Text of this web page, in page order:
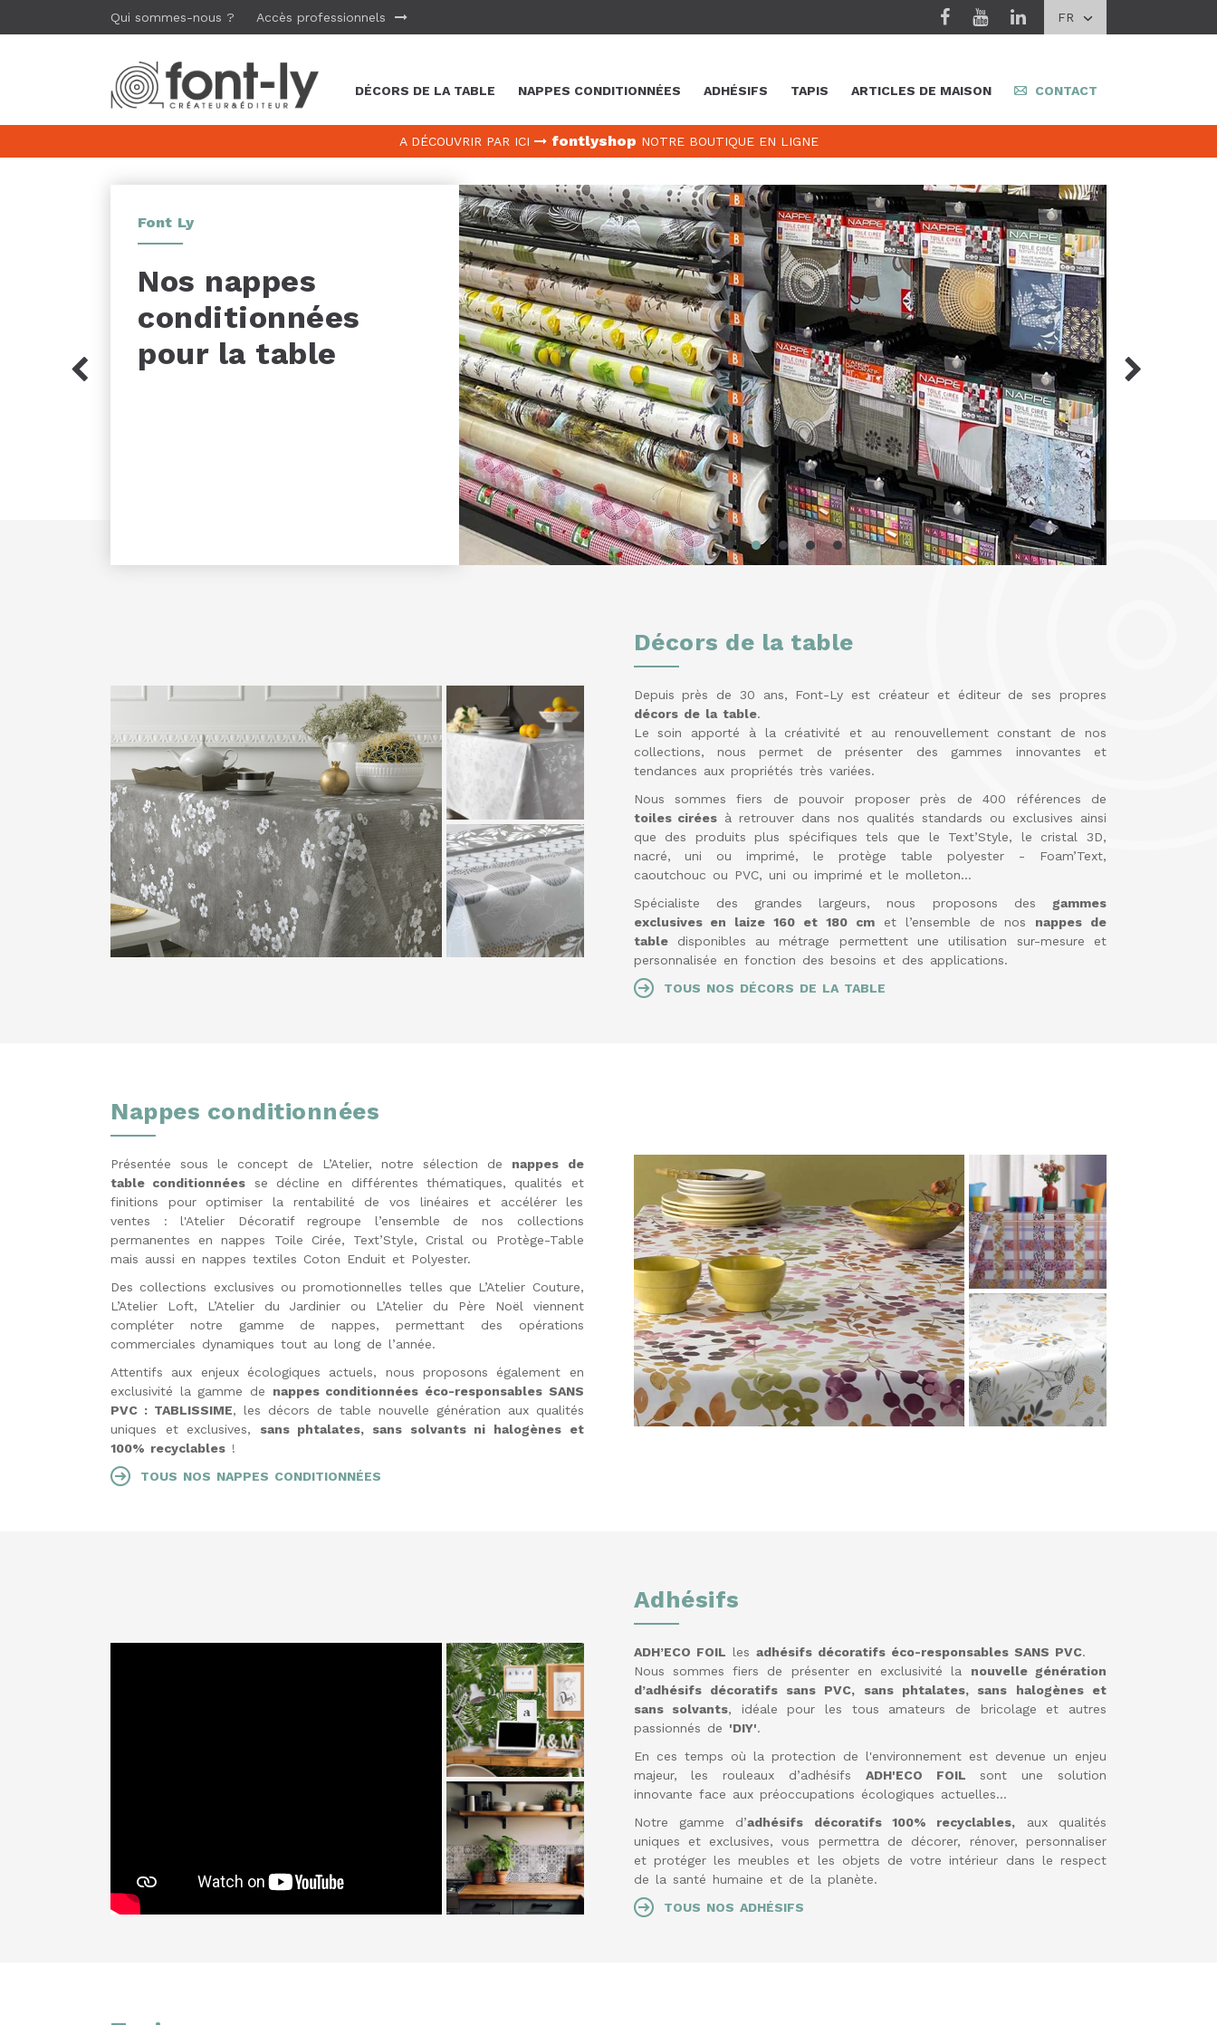
FR
Qui sommes-nous ? Accès professionnels
DÉCORS DE LA TABLE NAPPES CONDITIONNÉES ADHÉSIFS TAPIS ARTICLES DE MAISON CONTACT
A DÉCOUVRIR PAR ICI fontlyshop NOTRE BOUTIQUE EN LIGNE
Font Ly
Nos nappes
conditionnées
pour la table
Décors de la table
Depuis près de 30 ans, Font-Ly est créateur et éditeur de ses propres
décors de la table.
Le soin apporté à la créativité et au renouvellement constant de nos
collections, nous permet de présenter des gammes innovantes et
tendances aux propriétés très variées.
Nous sommes fiers de pouvoir proposer près de 400 références de
toiles cirées à retrouver dans nos qualités standards ou exclusives ainsi
que des produits plus spécifiques tels que le Text’Style, le cristal 3D,
nacré, uni ou imprimé, le protège table polyester - Foam’Text,
caoutchouc ou PVC, uni ou imprimé et le molleton…
Spécialiste des grandes largeurs, nous proposons des gammes
exclusives en laize 160 et 180 cm et l’ensemble de nos nappes de
tabledisponibles au métrage permettent une utilisation sur-mesure et
personnalisée en fonction des besoins et des applications.
TOUS NOS DÉCORS DE LA TABLE
Nappes conditionnées
Présentée sous le concept de L’Atelier, notre sélection de nappes de
table conditionnées se décline en différentes thématiques, qualités et
finitions pour optimiser la rentabilité de vos linéaires et accélérer les
ventes : l'Atelier Décoratif regroupe l’ensemble de nos collections
permanentes en nappes Toile Cirée, Text’Style, Cristal ou Protège-Table
mais aussi en nappes textiles Coton Enduit et Polyester.
Des collections exclusives ou promotionnelles telles que L’Atelier Couture,
L’Atelier Loft, L’Atelier du Jardinier ou L’Atelier du Père Noël viennent
compléter notre gamme de nappes, permettant des opérations
commerciales dynamiques tout au long de l’année.
Attentifs aux enjeux écologiques actuels, nous proposons également en
exclusivité la gamme de nappes conditionnées éco-responsables SANS
PVC : TABLISSIME, les décors de table nouvelle génération aux qualités
uniques et exclusives, sans phtalates, sans solvants ni halogènes et
100% recyclables !
TOUS NOS NAPPES CONDITIONNÉES
Adhésifs
ADH’ECO FOIL les adhésifs décoratifs éco-responsables SANS PVC.
Nous sommes fiers de présenter en exclusivité la nouvelle génération
d’adhésifs décoratifs sans PVC, sans phtalates, sans halogènes et
sans solvants, idéale pour les tous amateurs de bricolage et autres
passionnés de 'DIY'.
En ces temps où la protection de l'environnement est devenue un enjeu
majeur, les rouleaux d’adhésifs ADH'ECO FOIL sont une solution
innovante face aux préoccupations écologiques actuelles…
Notre gamme d’adhésifs décoratifs 100% recyclables, aux qualités
uniques et exclusives, vous permettra de décorer, rénover, personnaliser
et protéger les meubles et les objets de votre intérieur dans le respect
de la santé humaine et de la planète.
TOUS NOS ADHÉSIFS